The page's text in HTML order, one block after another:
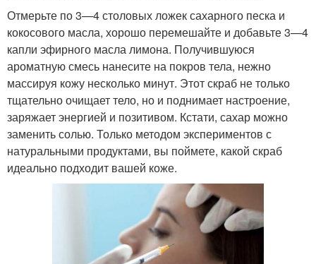
Отмерьте по 3—4 столовых ложек сахарного песка и
кокосового масла, хорошо перемешайте и добавьте 3—4
капли эфирного масла лимона. Получившуюся
ароматную смесь нанесите на покров тела, нежно
массируя кожу несколько минут. Этот скраб не только
тщательно очищает тело, но и поднимает настроение,
заряжает энергией и позитивом. Кстати, сахар можно
заменить солью. Только методом экспериментов с
натуральными продуктами, вы поймете, какой скраб
идеально подходит вашей коже.